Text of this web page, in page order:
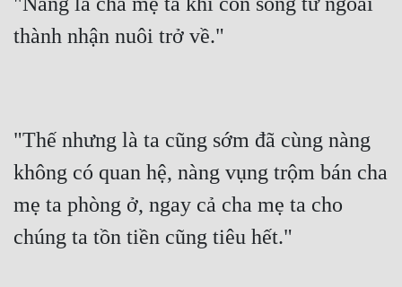
thành nhận nuôi trở về."
"Thế nhưng là ta cũng sớm đã cùng nàng
không có quan hệ, nàng vụng trộm bán cha
mẹ ta phòng ở, ngay cả cha mẹ ta cho
chúng ta tồn tiền cũng tiêu hết."